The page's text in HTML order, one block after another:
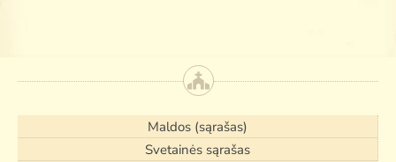
Maldos (sąrašas)
Svetainės sąrašas